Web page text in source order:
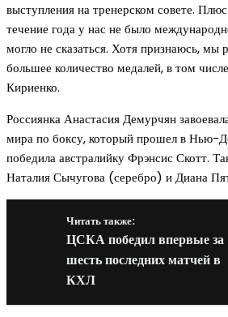
выступления на тренерском совете.
течение года у нас не было
могло не сказаться. Хотя признаюсь, мы
большее количество медалей, в том
Кириенко.
Россиянка Анастасия Демурчян
мира по боксу, который прошел в Нью-
победила австралийку Фрэнсис Скотт.
Наталия Сычугова (серебро) и Диана
Читать также:
ЦСКА победил впервые за
шесть последних матчей в
КХЛ